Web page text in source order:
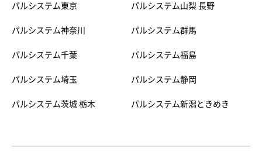
パルシステム東京
パルシステム神奈川
パルシステム千葉
パルシステム埼玉
パルシステム茨城 栃木
パルシステム山梨 長野
パルシステム群馬
パルシステム福島
パルシステム静岡
パルシステム新潟ときめき